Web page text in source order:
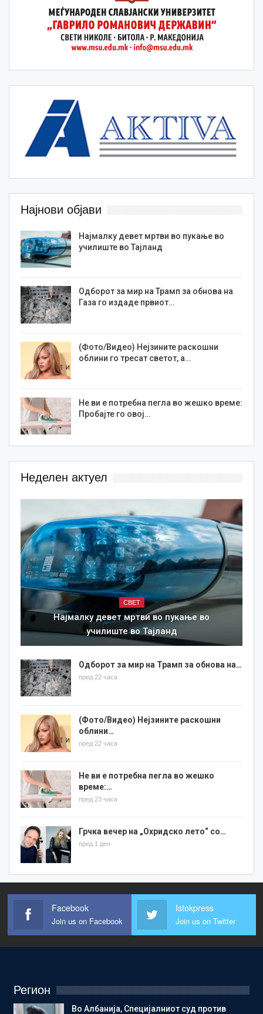
Најнови објави
Најмалку девет мртви во пукање во
училиште во Тајланд
Одборот за мир на Трамп за обнова на
Газа го издаде првиот…
(Фото/Видео) Нејзините раскошни
облини го тресат светот, а…
Не ви е потребна пегла во жешко време:
Пробајте го овој…
Неделен актуел
СВЕТ
Најмалку девет мртви во пукање во
училиште во Тајланд
Одборот за мир на Трамп за обнова на…
пред 22 часа
(Фото/Видео) Нејзините раскошни
облини…
пред 22 часа
Не ви е потребна пегла во жешко
време:…
пред 23 часа
Грчка вечер на „Охридско лето“ со…
пред 1 ден
Facebook
Join us on Facebook
Istokpress
Join us on Twitter
Регион
Во Албанија, Специјалниот суд против